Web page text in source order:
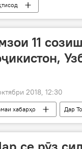
11
2018, 12:30
хабарҳо Дар